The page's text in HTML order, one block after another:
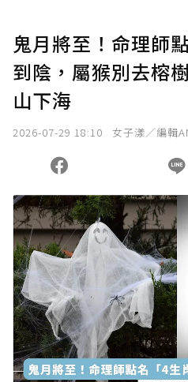
鬼月將至！命理師
到陰，屬猴別去榕
山下海
2026-07-29 18:10 女子漾／編輯